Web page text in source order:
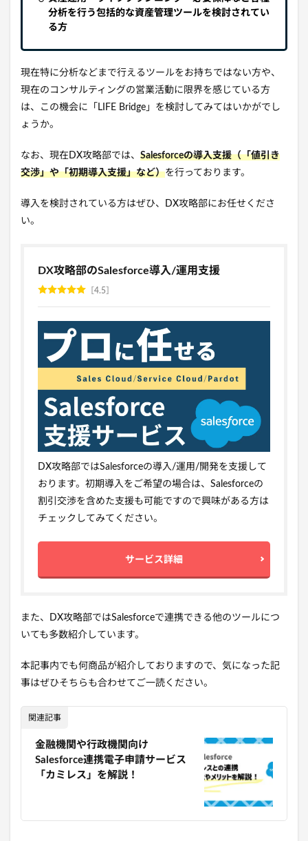
分析を行う包括的な資産管理ツールを検討されてい
る方
現在特に分析などまで行えるツールをお持ちではない方や、
現在のコンサルティングの営業活動に限界を感じている方
は、この機会に「LIFE Bridge」を検討してみてはいかがでし
ょうか。
なお、現在DX攻略部では、 Salesforceの導入支援（「値引き
交渉」や「初期導入支援」など）を行っております。
導入を検討されている方はぜひ、DX攻略部にお任せくださ
い。
DX攻略部のSalesforce導入/運用支援
4.5
DX攻略部ではSalesforceの導入/運用/開発を支援して
おります。初期導入をご希望の場合は、Salesforceの
割引交渉を含めた支援も可能ですので興味がある方は
チェックしてみてください。
サービス詳細
また、DX攻略部ではSalesforceで連携できる他のツールにつ
いても多数紹介しています。
本記事内でも何商品が紹介しておりますので、気になった記
事はぜひそちらも合わせてご一読ください。
関連記事
金融機関や行政機関向け
Salesforce連携電子申請サービス
「カミレス」を解説！